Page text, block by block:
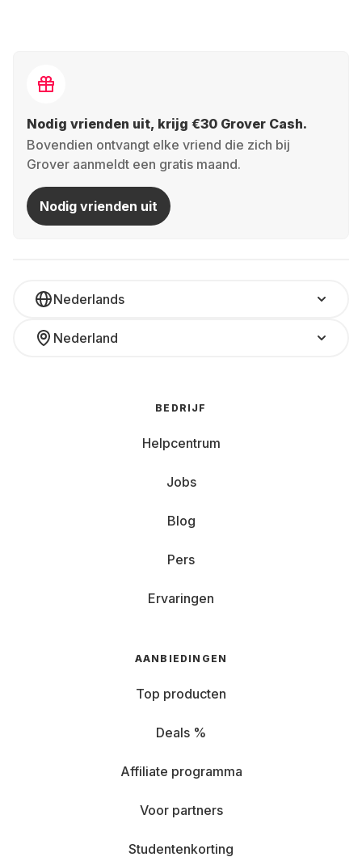
Nodig vrienden uit, krijg €30 Grover Cash.
Bovendien ontvangt elke vriend die zich bij
Grover aanmeldt een gratis maand.
Nodig vrienden uit
Nederlands
Nederland
BEDRIJF
Helpcentrum
Jobs
Blog
Pers
Ervaringen
AANBIEDINGEN
Top producten
Deals %
Affiliate programma
Voor partners
Studentenkorting